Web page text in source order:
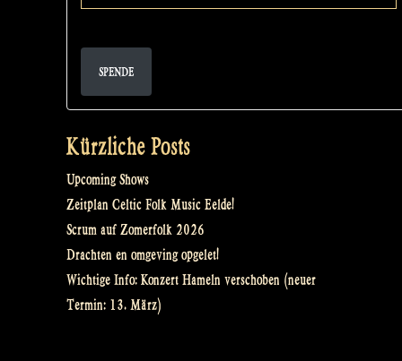
SPENDE
Kürzliche Posts
Upcoming Shows
Zeitplan Celtic Folk Music Eelde!
Scrum auf Zomerfolk 2026
Drachten en omgeving opgelet!
Wichtige Info: Konzert Hameln verschoben (neuer
Termin: 13. März)